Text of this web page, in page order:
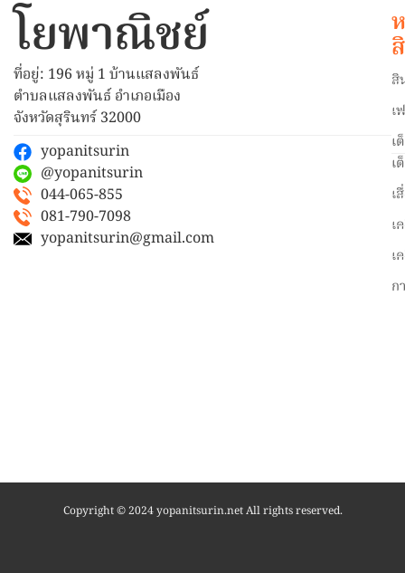
โยพาณิชย์
ที่อยู่: 196 หมู่ 1 บ้านแสลงพันธ์
ตำบลแสลงพันธ์ อำเภอเมือง
จังหวัดสุรินทร์ 32000
yopanitsurin
@yopanitsurin
044-065-855
081-790-7098
yopanitsurin@gmail.com
สิ
เ
เ
เ
เ
เ
เ
ก
Copyright © 2024 yopanitsurin.net All rights reserved.